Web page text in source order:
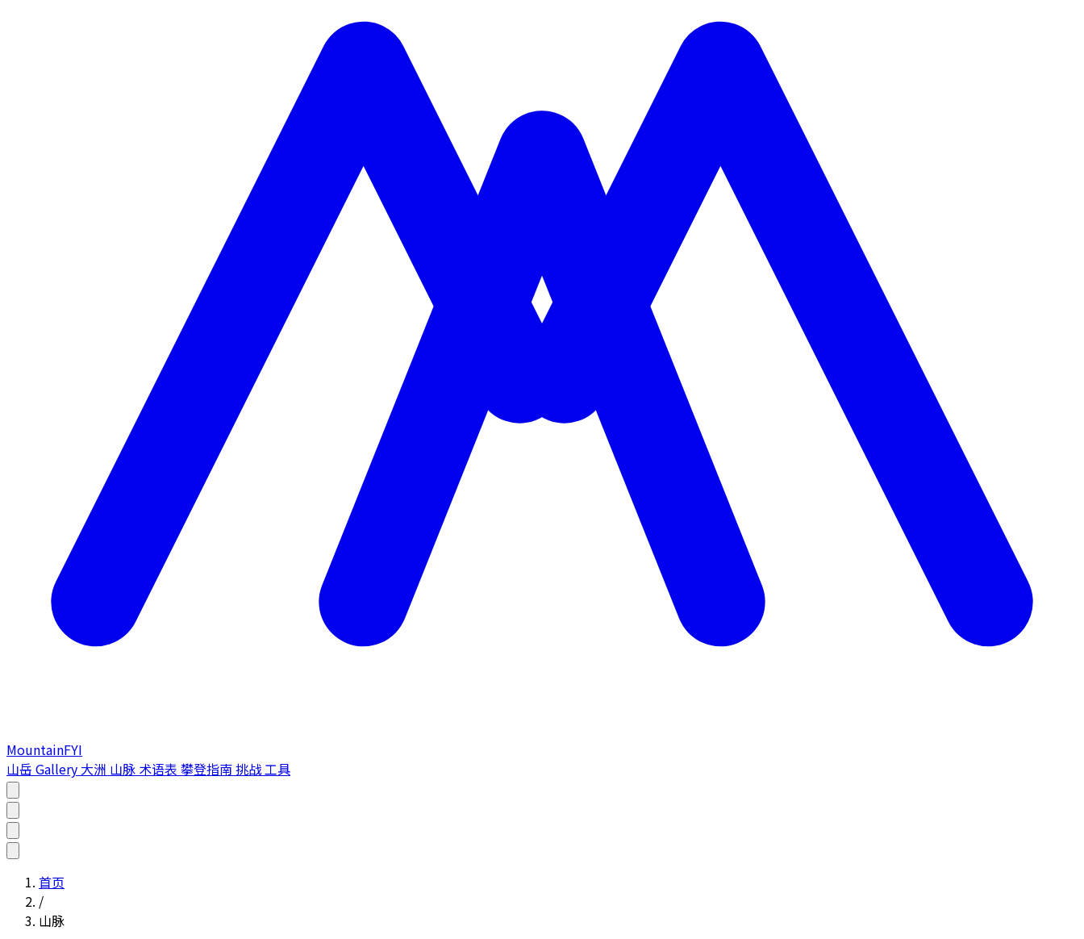
MountainFYI
山岳 Gallery 大洲 山脉 术语表 攀登指南挑战工具
首页
/
山脉